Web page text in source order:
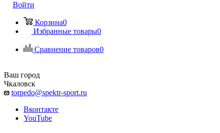
Войти
Корзина0
Избранные товары0
Сравнение товаров0
Ваш город
Чкаловск
torpedo@spektr-sport.ru
Вконтакте
YouTube